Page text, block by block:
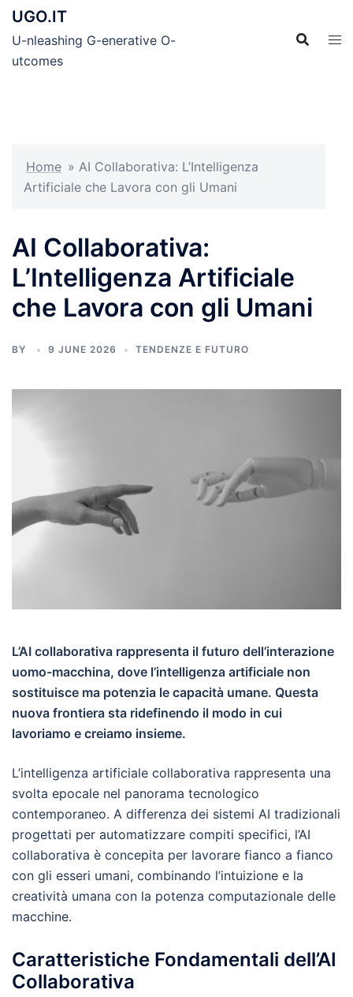
Skip
content
UGO.IT
U-nleashing G-enerative O-
utcomes
Home » AI Collaborativa: L’Intelligenza
Artificiale che Lavora con gli Umani
AI Collaborativa:
L’Intelligenza Artificiale
che Lavora con gli Umani
BY 9 JUNE 2026 TENDENZE E FUTURO
L’AI collaborativa rappresenta il futuro dell’interazione
uomo-macchina, dove l’intelligenza artificiale non
sostituisce ma potenzia le capacità umane. Questa
nuova frontiera sta ridefinendo il modo in cui
lavoriamo e creiamo insieme.
L’intelligenza artificiale collaborativa rappresenta una
svolta epocale nel panorama tecnologico
contemporaneo. A differenza dei sistemi AI tradizionali
progettati per automatizzare compiti specifici, l’AI
collaborativa è concepita per lavorare fianco a fianco
con gli esseri umani, combinando l’intuizione e la
creatività umana con la potenza computazionale delle
macchine.
Caratteristiche Fondamentali dell’AI
Collaborativa